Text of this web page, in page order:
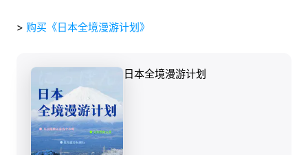
> 购买《日本全境漫游计划》
日本全境漫游计划